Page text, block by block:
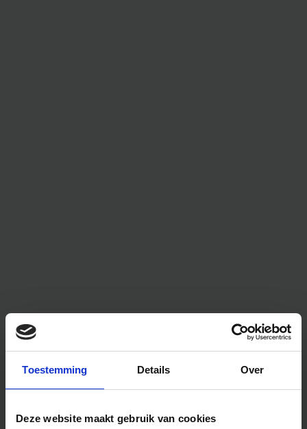
Toestemming Details Over
Deze website maakt gebruik van cookies